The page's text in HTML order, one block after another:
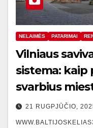
NELAIMĖS PATARIMAI
Vilniaus
sistema: kaip
svarbius
21 RUGPJŪČIO,